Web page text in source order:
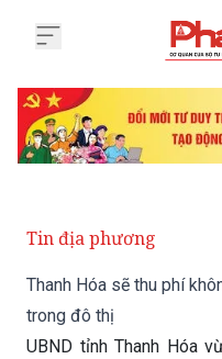
Tin địa phương
Thanh Hóa sẽ thu phí
trong đô thị
UBND tỉnh Thanh Hóa